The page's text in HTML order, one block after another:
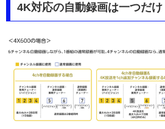
4K対応の自動録画は一つだけ